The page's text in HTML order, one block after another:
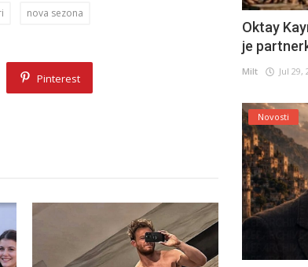
nova sezona
Pinterest
Oktay
je
Milt Jul 29,
Novosti